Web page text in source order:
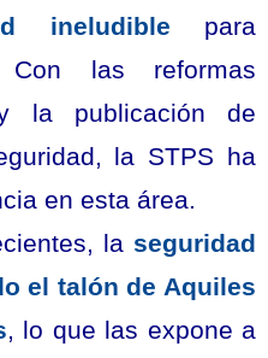
ineludible para
Con las reformas
la publicación de
la STPS ha
en esta área.
la seguridad
el talón de Aquiles
, lo que las expone a